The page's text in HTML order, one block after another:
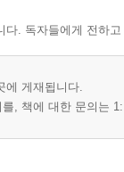
다. 독자들에게 전하
에 게재됩니다.
, 책에 대한 문의는